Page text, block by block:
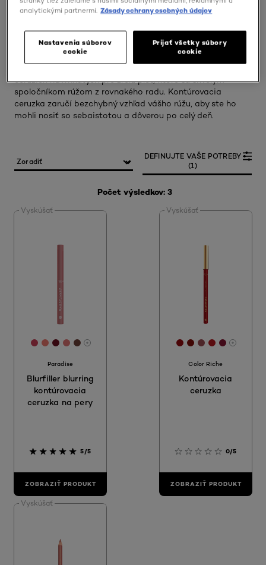
duo s vaším obľúbeným rúžom. Perfektne vykreslí
požadovaný tvar pier a zabráni rozmazávaniu a
hromadeniu rúžu. Vyberte si z odtieňov, ktoré sú dokonalo
ceruziek navrhnutých pre zrelú pleť, ktoré sú skvelým
spoločníkom rúžom z rovnakého radu. Kontúrovacia
ceruzka zaručí bezchybný vzhľad vášho rúžu, aby ste ho
mohli nosiť so sebaistotou a dôverou po celý deň.
Počet výsledkov: 3
DEFINUJTE VAŠE POTREBY
(1)
Vyskúšať
[Color]: #CB4159
[Color]: #F0786F
[Color]: #6B1021
[Color]: #E27475
[Color]: #6D4138
More shades are available
Paradise
Blurfiller blurring
kontúrovacia
ceruzka na pery
5/5
ZOBRAZIŤ PRODUKT
Vyskúšať
[Color]: #950A0F
[Color]:
[Color]:
[Color]:
[Color]:
More
Color Riche
Kontúrovacia
ceruzka
0/5
ZOBRAZIŤ PRODUKT
Vyskúšať
analytickými partnermi. Zásady ochrany osobných údajov
Nastavenia súborov
cookie
Prijať všetky súbory
cookie